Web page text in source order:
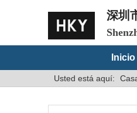
深圳
Inicio
Usted está aquí: